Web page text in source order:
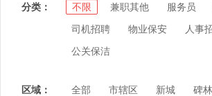
分类： 不限 兼职其他 服务员
司机招聘
物业保安 人事
公关保洁
区域： 全部 市辖区 新城 碑林